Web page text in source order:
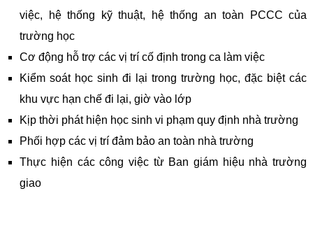
việc, hệ thống kỹ thuật, hệ thống an toàn PCCC của
trường học
Cơ động hỗ trợ các vị trí cố định trong ca làm việc
Kiểm soát học sinh đi lại trong trường học, đặc biệt các
khu vực hạn chế đi lại, giờ vào lớp
Kịp thời phát hiện học sinh vi phạm quy định nhà trường
Phối hợp các vị trí đảm bảo an toàn nhà trường
Thực hiện các công việc từ Ban giám hiệu nhà trường
giao